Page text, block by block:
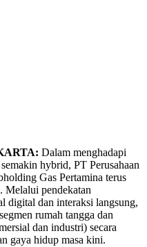
Dalam menghadapi
hybrid, PT Perusahaan
Gas Pertamina terus
Melalui pendekatan
digital dan interaksi langsung,
rumah tangga dan
dan industri) secara
gaya hidup masa kini.